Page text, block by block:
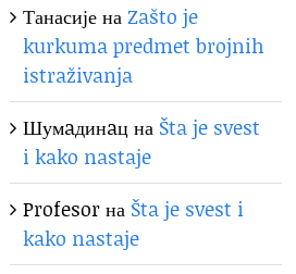
ТанасијенаZašto je
kurkuma predmet brojnih
istraživanja
Шумaдинaцна Šta je svest
i kako nastaje
Profesorна Šta je svest i
kako nastaje